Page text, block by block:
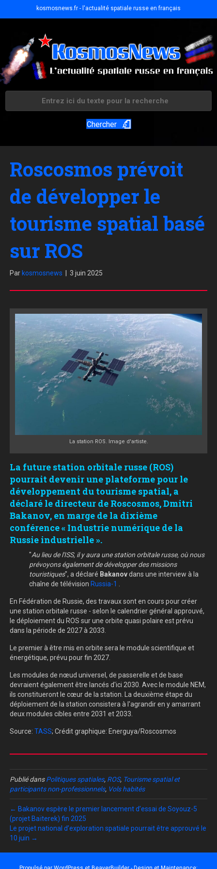
kosmosnews.fr - l'actualité spatiale russe en français
Chercher
Roscosmos prévoit
de développer le
tourisme spatial basé
sur ROS
Par kosmosnews 3 juin 2025
La station ROS. Image d'artiste.
La future station orbitale russe (ROS)
pourrait devenir une plateforme pour le
développement du tourisme spatial, a
déclaré le directeur de Roscosmos, Dmitri
Bakanov, en marge de la dixième
conférence « Industrie numérique de la
Russie industrielle ».
"Au lieu de l'ISS, il y aura une station orbitale russe, où nous
prévoyons également de développer des missions
touristiques", a déclaré Bakanovdans une interview à la
chaîne de télévision Russia-1 .
En Fédération de Russie, des travaux sont en cours pour créer
une station orbitale russe - selon le calendrier général approuvé,
le déploiement du ROS sur une orbite quasi polaire est prévu
dans la période de 2027 à 2033.
Le premier à être mis en orbite sera le module scientifique et
énergétique, prévu pour fin 2027.
Les modules de nœud universel, de passerelle et de base
devraient également être lancés d'ici 2030. Avec le module NEM,
ils constitueront le cœur de la station. La deuxième étape du
déploiement de la station consistera à l'agrandir en y amarrant
deux modules cibles entre 2031 et 2033.
Source: TASS; Crédit graphique: Energuya/Roscosmos
Publié dansPolitiques spatiales, ROS, Tourisme spatial et
participants non-professionnels, Vols habités
← Bakanov espère le premier lancement d’essai de Soyouz-5
(projet Baïterek) fin 2025
Le projet national d’exploration spatiale pourrait être approuvé le
10 juin →